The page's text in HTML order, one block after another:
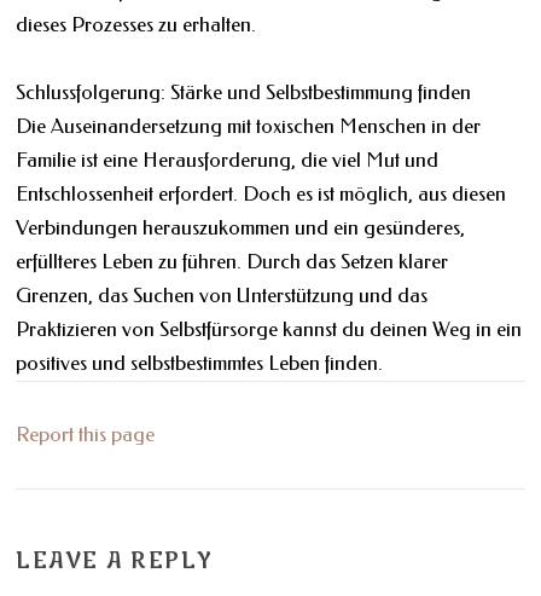
dieses Prozesses zu erhalten.
Schlussfolgerung: Stärke und Selbstbestimmung finden
Die Auseinandersetzung mit toxischen Menschen in der
Familie ist eine Herausforderung, die viel Mut und
Entschlossenheit erfordert. Doch es ist möglich, aus diesen
Verbindungen herauszukommen und ein gesünderes,
erfüllteres Leben zu führen. Durch das Setzen klarer
Grenzen, das Suchen von Unterstützung und das
Praktizieren von Selbstfürsorge kannst du deinen Weg in ein
positives und selbstbestimmtes Leben finden.
Report this page
LEAVE A REPLY